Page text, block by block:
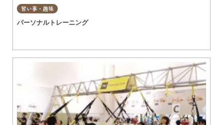
習い事・趣味
パーソナルトレーニング